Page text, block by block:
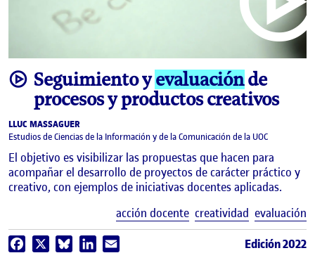
videoSeguimiento yevaluaciónde
procesos y productos creativos
LLUC MASSAGUER
Estudios de Ciencias de la Información y de la Comunicación de la UOC
El objetivo es visibilizar las propuestas que hacen para
acompañar el desarrollo de proyectos de carácter práctico y
creativo, con ejemplos de iniciativas docentes aplicadas.
acción docente creatividad evaluación
Facebook BlueskyLinkedIn Edición 2022